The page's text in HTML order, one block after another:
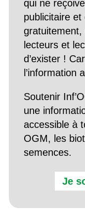
qui ne
publicitaire et
gratuitement,
lecteurs et
d’exister !
l’information
Soutenir
une
accessible à
OGM, les
semences.
Je